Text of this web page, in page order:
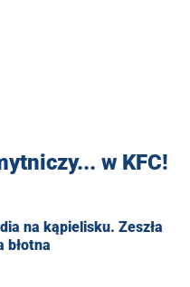
w KFC!
na kąpielisku. Zeszła
błotna